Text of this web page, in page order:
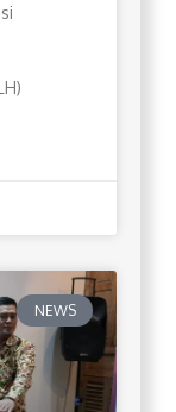
NEWS